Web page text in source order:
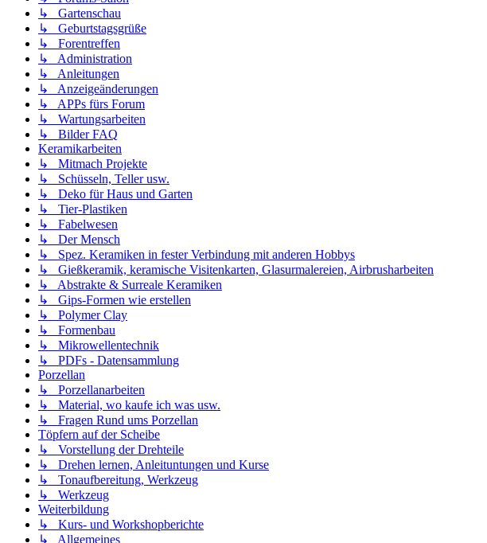
↳ Gartenschau
↳ Geburtstagsgrüße
↳ Forentreffen
↳ Administration
↳ Anleitungen
↳ Anzeigeänderungen
↳ APPs fürs Forum
↳ Wartungsarbeiten
↳ Bilder FAQ
Keramikarbeiten
↳ Mitmach Projekte
↳ Schüsseln, Teller usw.
↳ Deko für Haus und Garten
↳ Tier-Plastiken
↳ Fabelwesen
↳ Der Mensch
↳ Spez. Keramiken in fester Verbindung mit anderen Hobbys
↳ Gießkeramik, keramische Visitenkarten, Glasurmalereien, Airbrusharbeiten
↳ Abstrakte & Surreale Keramiken
↳ Gips-Formen wie erstellen
↳ Polymer Clay
↳ Formenbau
↳ Mikrowellentechnik
↳ PDFs - Datensammlung
Porzellan
↳ Porzellanarbeiten
↳ Material, wo kaufe ich was usw.
↳ Fragen Rund ums Porzellan
Töpfern auf der Scheibe
↳ Vorstellung der Drehteile
↳ Drehen lernen, Anleituntungen und Kurse
↳ Tonaufbereitung, Werkzeug
↳ Werkzeug
Weiterbildung
↳ Kurs- und Workshopberichte
↳ Allgemeines